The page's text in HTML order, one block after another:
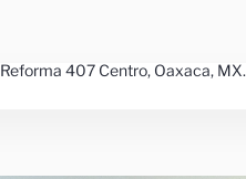
Reforma 407 Centro, Oaxaca, MX.